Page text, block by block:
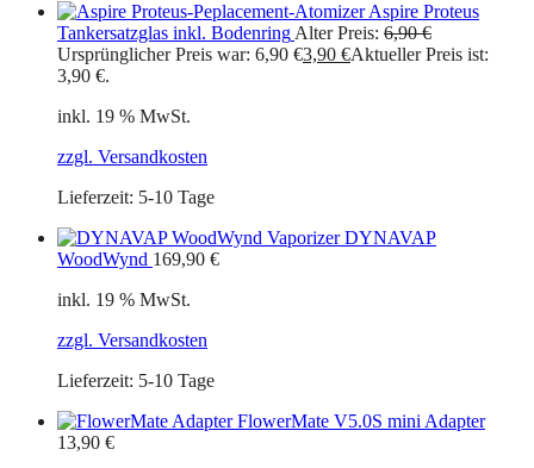
Aspire Proteus
Tankersatzglas inkl. Bodenring Alter Preis: 6,90€
Ursprünglicher Preis war: 6,90 €3,90 €Aktueller Preis ist:
3,90 €.
inkl. 19 % MwSt.
zzgl. Versandkosten
Lieferzeit: 5-10 Tage
DYNAVAP
WoodWynd 169,90 €
inkl. 19 % MwSt.
zzgl. Versandkosten
Lieferzeit: 5-10 Tage
FlowerMate V5.0S mini Adapter
13,90 €